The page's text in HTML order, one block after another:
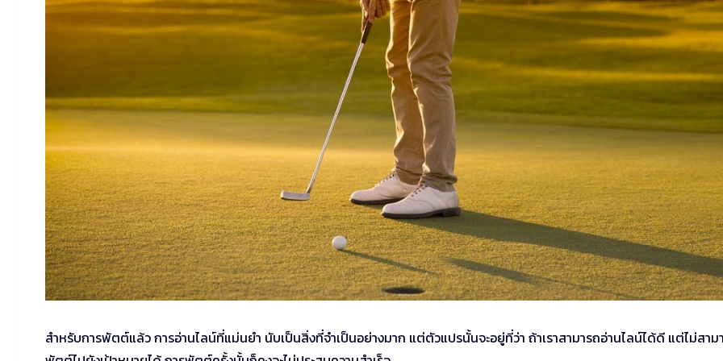
สำหรับการพัตต์แล้ว การอ่านไลน์ที่แม่นยำ นับเป็นสิ่งที่จำเป็นอย่างมาก แต่ตัวแปรนั้นจะอยู่ที่ว่า ถ้าเราสามารถอ่านไลน์ได้ดี แต่ไม่สาม